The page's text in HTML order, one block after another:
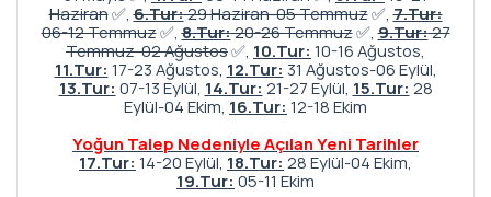
Haziran✅,6.Tur:29 Haziran-05 Temmuz✅,7.Tur:
06-12 Temmuz✅,8.Tur:20-26 Temmuz✅,9.Tur:27
Temmuz-02 Ağustos✅, 10.Tur: 10-16 Ağustos,
11.Tur: 17-23 Ağustos, 12.Tur: 31 Ağustos-06 Eylül,
13.Tur: 07-13 Eylül, 14.Tur: 21-27 Eylül, 15.Tur: 28
Eylül-04 Ekim, 16.Tur: 12-18 Ekim
Yoğun Talep Nedeniyle Açılan Yeni Tarihler
17.Tur: 14-20 Eylül, 18.Tur: 28 Eylül-04 Ekim,
19.Tur: 05-11 Ekim